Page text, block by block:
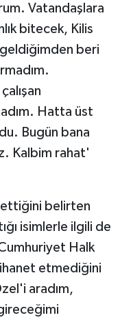
Vatandaşlara
bitecek, Kilis
beri
Hatta üst
Bugün bana
Kalbim rahat'
ettiğini belirten
isimlerle ilgili de
Halk
etmediğini
aradım,